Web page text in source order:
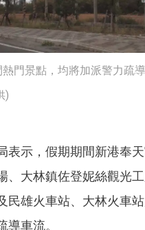
門景點，均將加派警力疏
)
表示，假期期間新港奉
、大林鎮佐登妮絲觀光
民雄火車站、大林火車
導車流。